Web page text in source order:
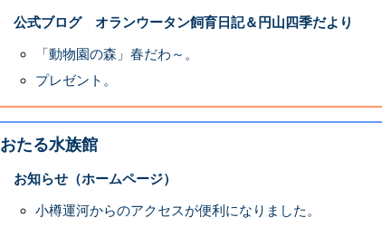
公式ブログ オランウータン飼育日記＆円山四季だより
「動物園の森」春だわ～。
プレゼント。
おたる水族館
お知らせ（ホームページ）
小樽運河からのアクセスが便利になりました。